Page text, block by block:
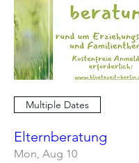
Multiple Dates
Elternberatung
Mon, Aug 10